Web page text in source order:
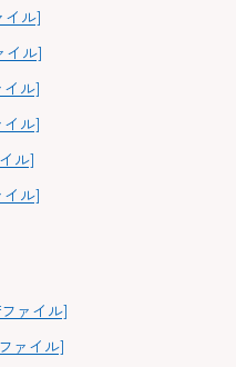
イル]
イル]
イル]
イル]
ル]
イル]
ァイル]
ァイル]